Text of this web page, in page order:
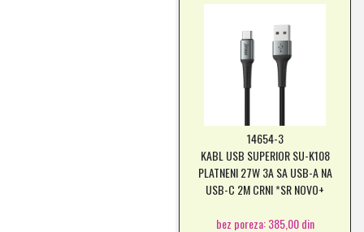
14654-3
KABL USB SUPERIOR SU-K108
PLATNENI 27W 3A SA USB-A NA
USB-C 2M CRNI *SR NOVO+
bez poreza: 385,00 din